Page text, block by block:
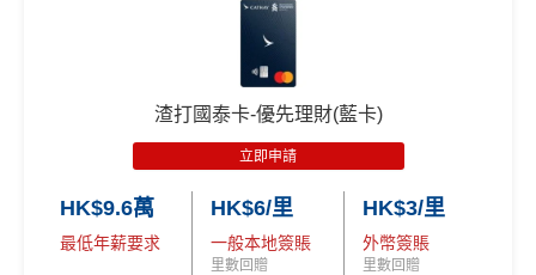
客戶迎新
優惠期：2026年8月4日至2026年8月31日
✅經里先生指定連結+輸入里先生推廣碼「HKRMRM1
申請渣打國泰Mastercard：
MrMiles.hk/cathay-
card-apply，成功批卡後，新客免簽賬先送11,000里數
❗️
渣打國泰卡-優先理財(藍卡)
立即申請
HK$9.6萬
最低年薪要求
HK$6/里
一般本地簽賬
里數回贈
HK$3/里
外幣簽賬
里數回贈